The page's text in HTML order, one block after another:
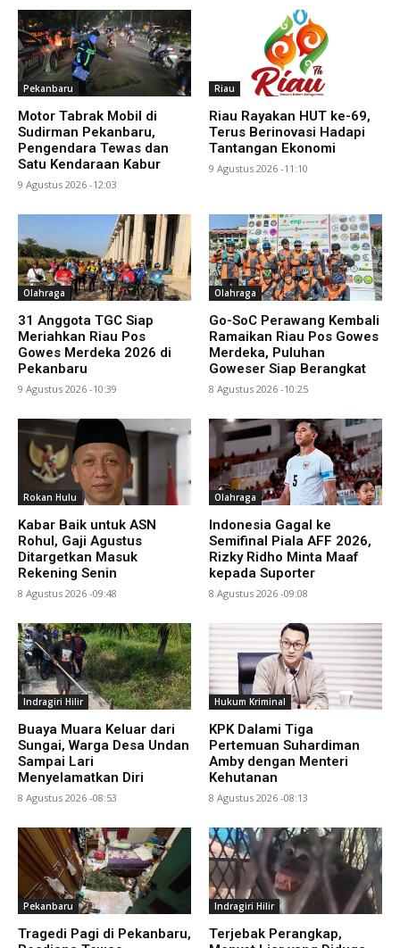
Pekanbaru
Motor Tabrak Mobil di
Sudirman Pekanbaru,
Pengendara Tewas dan
Satu Kendaraan Kabur
9 Agustus 2026 -12:03
Riau
Riau Rayakan HUT ke-69,
Terus Berinovasi Hadapi
Tantangan Ekonomi
9 Agustus 2026 -11:10
Olahraga
31 Anggota TGC Siap
Meriahkan Riau Pos
Gowes Merdeka 2026 di
Pekanbaru
9 Agustus 2026 -10:39
Olahraga
Go-SoC Perawang Kembali
Ramaikan Riau Pos Gowes
Merdeka, Puluhan
Goweser Siap Berangkat
8 Agustus 2026 -10:25
Rokan Hulu
Kabar Baik untuk ASN
Rohul, Gaji Agustus
Ditargetkan Masuk
Rekening Senin
8 Agustus 2026 -09:48
Olahraga
Indonesia Gagal ke
Semifinal Piala AFF 2026,
Rizky Ridho Minta Maaf
kepada Suporter
8 Agustus 2026 -09:08
Indragiri Hilir
Buaya Muara Keluar dari
Sungai, Warga Desa Undan
Sampai Lari
Menyelamatkan Diri
8 Agustus 2026 -08:53
Hukum Kriminal
KPK Dalami Tiga
Pertemuan Suhardiman
Amby dengan Menteri
Kehutanan
8 Agustus 2026 -08:13
Pekanbaru
Tragedi Pagi di Pekanbaru,
Indragiri Hilir
Terjebak Perangkap,